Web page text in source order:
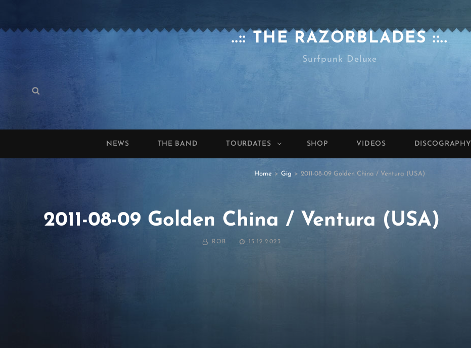
..:: THE RAZORBLADES ::..
Surfpunk Deluxe
Search
NEWS THE BAND TOURDATES SHOP VIDEOS DISCOGRAPHY
Home > Gig > 2011-08-09 Golden China / Ventura (USA)
2011-08-09 Golden China / Ventura (USA)
BY ROB
POSTED
15.12.2023